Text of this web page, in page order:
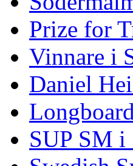
Prize for
Vinnare i
Daniel
SUP SM i